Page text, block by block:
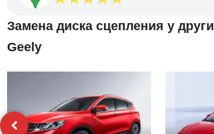
Замена диска сцепления у
Geely